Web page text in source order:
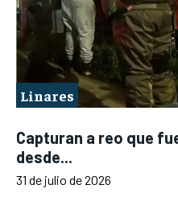
Linares
Capturan a reo que
desde...
31 de julio de 2026